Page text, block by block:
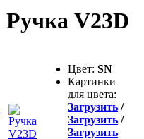
Ручка V23D
Цвет: SN
Картинки
для цвета:
Загрузить /
Загрузить /
Загрузить